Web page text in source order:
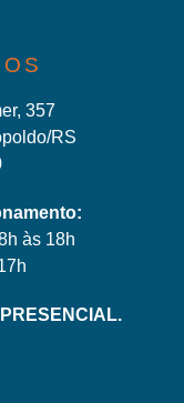
357
RS
às 18h